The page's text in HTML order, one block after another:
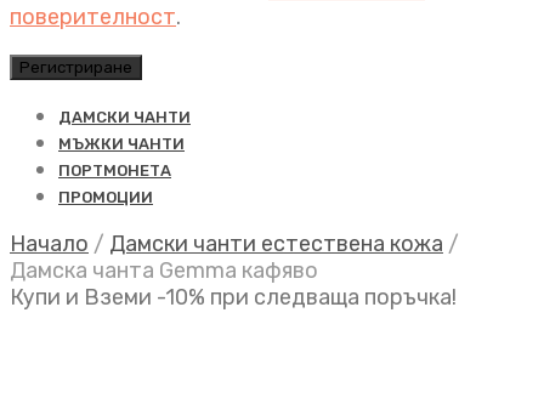
поверителност.
Регистриране
ДАМСКИ ЧАНТИ
МЪЖКИ ЧАНТИ
ПОРТМОНЕТА
ПРОМОЦИИ
Начало / Дамски чанти естествена кожа /
Дамска чанта Gemma кафяво
Купи и Вземи -10% при следваща поръчка!